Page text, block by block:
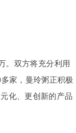
。双方将充分利用
家，曼玲粥正积极
化、更创新的产品